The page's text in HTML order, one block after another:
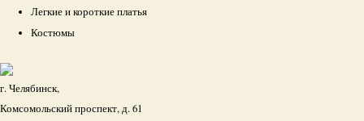
Легкие и короткие платья
Костюмы
г. Челябинск,
Комсомольский проспект, д. 61